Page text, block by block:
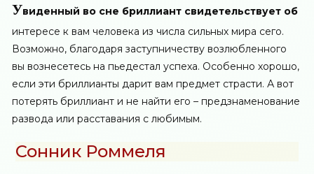
Увиденный во сне бриллиант свидетельствует об
интересе к вам человека из числа сильных мира сего.
Возможно, благодаря заступничеству возлюбленного
вы вознесетесь на пьедестал успеха. Особенно хорошо,
если эти бриллианты дарит вам предмет страсти. А вот
потерять бриллиант и не найти его – предзнаменование
развода или расставания с любимым.
Сонник Роммеля